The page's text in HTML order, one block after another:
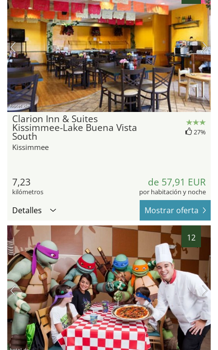
hotel.de
Clarion Inn & Suites
Kissimmee-Lake Buena Vista
South
Kissimmee
27%
7,23
kilómetros
de 57,91 EUR
por habitación y noche
Detalles Mostrar oferta
12